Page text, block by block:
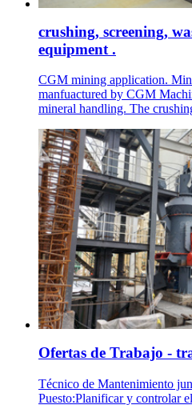
crushing, screening,
equipment .
CGM mining application.
manfuactured by CGM
mineral handling. The
Ofertas de Trabajo -
Técnico de Mantenimiento
Puesto:Planificar y controlar